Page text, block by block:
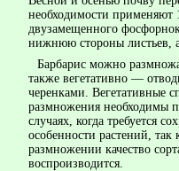
необходимости
двузамещенного
нижнюю стороны листьев,
Барбарис можно
также вегетативно —
черенками. Веге­тативные
размножения необходимы
случаях, когда требуется
особенности растений,
размножении качество
воспроизводится.